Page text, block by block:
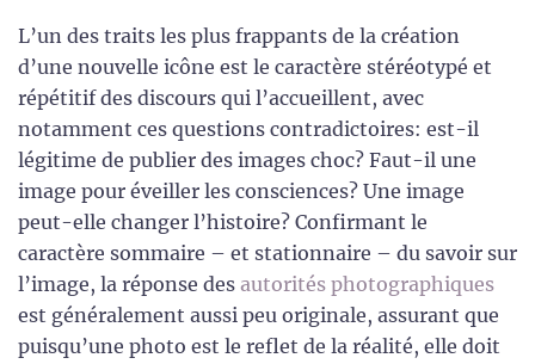
L’un des traits les plus frappants de la création
d’une nouvelle icône est le caractère stéréotypé et
répétitif des discours qui l’accueillent, avec
notamment ces questions contradictoires: est-il
légitime de publier des images choc? Faut-il une
image pour éveiller les consciences? Une image
peut-elle changer l’histoire? Confirmant le
caractère sommaire – et stationnaire – du savoir sur
l’image, la réponse des autorités photographiques
est généralement aussi peu originale, assurant que
puisqu’une photo est le reflet de la réalité, elle doit